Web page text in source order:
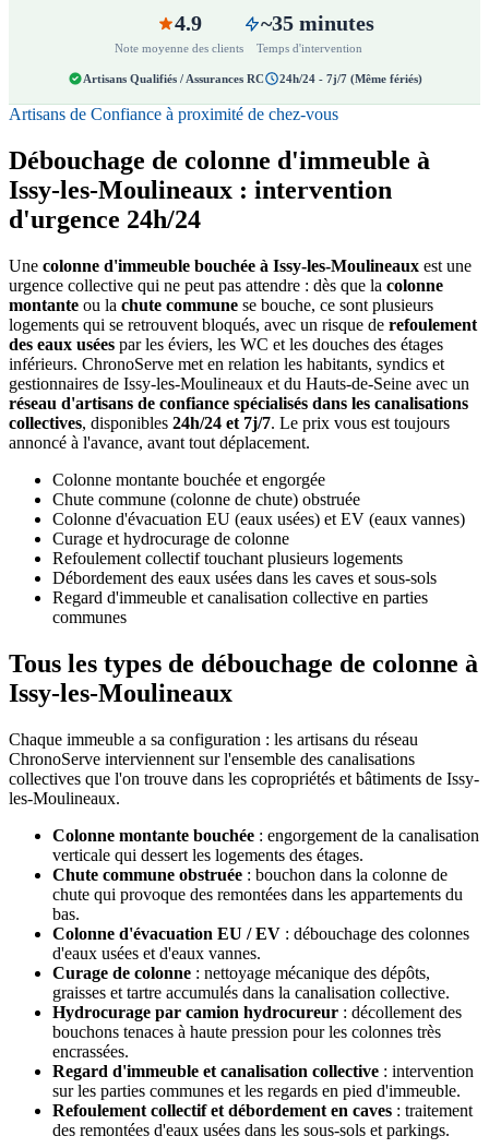
4.9
Note moyenne des clients
~35 minutes
Temps d'intervention
Artisans Qualifiés / Assurances RC 24h/24 - 7j/7 (Même fériés)
Artisans de Confiance à proximité de chez-vous
Débouchage de colonne d'immeuble à
Issy-les-Moulineaux : intervention
d'urgence 24h/24
Une colonne d'immeuble bouchée à Issy-les-Moulineaux est une
urgence collective qui ne peut pas attendre : dès que la colonne
montante ou la chute commune se bouche, ce sont plusieurs
logements qui se retrouvent bloqués, avec un risque de refoulement
des eaux usées par les éviers, les WC et les douches des étages
inférieurs. ChronoServe met en relation les habitants, syndics et
gestionnaires de Issy-les-Moulineaux et du Hauts-de-Seine avec un
réseau d'artisans de confiance spécialisés dans les canalisations
collectives, disponibles 24h/24 et 7j/7. Le prix vous est toujours
annoncé à l'avance, avant tout déplacement.
Colonne montante bouchée et engorgée
Chute commune (colonne de chute) obstruée
Colonne d'évacuation EU (eaux usées) et EV (eaux vannes)
Curage et hydrocurage de colonne
Refoulement collectif touchant plusieurs logements
Débordement des eaux usées dans les caves et sous-sols
Regard d'immeuble et canalisation collective en parties
communes
Tous les types de débouchage de colonne à
Issy-les-Moulineaux
Chaque immeuble a sa configuration : les artisans du réseau
ChronoServe interviennent sur l'ensemble des canalisations
collectives que l'on trouve dans les copropriétés et bâtiments de Issy-
les-Moulineaux.
Colonne montante bouchée : engorgement de la canalisation
verticale qui dessert les logements des étages.
Chute commune obstruée : bouchon dans la colonne de
chute qui provoque des remontées dans les appartements du
bas.
Colonne d'évacuation EU / EV : débouchage des colonnes
d'eaux usées et d'eaux vannes.
Curage de colonne : nettoyage mécanique des dépôts,
graisses et tartre accumulés dans la canalisation collective.
Hydrocurage par camion hydrocureur : décollement des
bouchons tenaces à haute pression pour les colonnes très
encrassées.
Regard d'immeuble et canalisation collective : intervention
sur les parties communes et les regards en pied d'immeuble.
Refoulement collectif et débordement en caves : traitement
des remontées d'eaux usées dans les sous-sols et parkings.